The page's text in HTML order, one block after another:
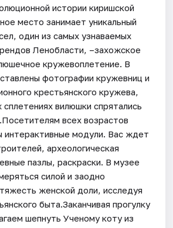
истории киришской
место занимает уникальный
один из самых узнаваемых
Ленобласти, –захожское
кружевоплетение. В
фотографии кружевниц и
крестьянского кружева,
сплетениях вилюшки спрятались
всех возрастов
интерактивные модули. Вас ждет
археологическая
пазлы, раскраски. В музее
силой и заодно
женской доли, исследуя
быта.Заканчивая прогулку
шепнуть Ученому коту из